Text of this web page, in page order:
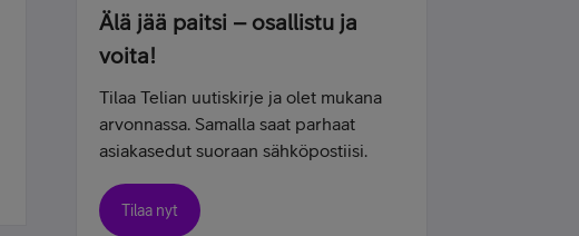
Älä jää paitsi – osallistu ja
voita!
Tilaa Telian uutiskirje ja olet mukana
arvonnassa. Samalla saat parhaat
asiakasedut suoraan sähköpostiisi.
Tilaa nyt